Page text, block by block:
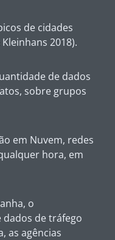
de cidades
2018).
de dados
sobre grupos
em Nuvem, redes
hora, em
o
dados de tráfego
as agências